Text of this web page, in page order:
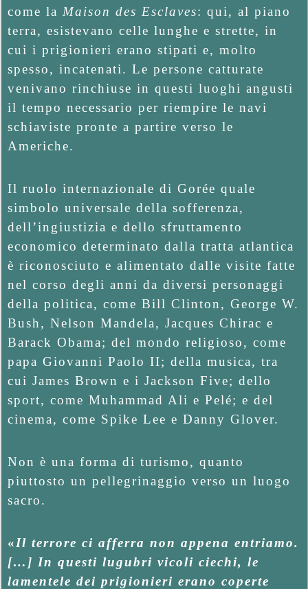
come la Maison des Esclaves: qui, al piano
terra, esistevano celle lunghe e strette, in
cui i prigionieri erano stipati e, molto
spesso, incatenati. Le persone catturate
venivano rinchiuse in questi luoghi angusti
il tempo necessario per riempire le navi
schiaviste pronte a partire verso le
Americhe.
Il ruolo internazionale di Gorée quale
simbolo universale della sofferenza,
dell’ingiustizia e dello sfruttamento
economico determinato dalla tratta atlantica
è riconosciuto e alimentato dalle visite fatte
nel corso degli anni da diversi personaggi
della politica, come Bill Clinton, George W.
Bush, Nelson Mandela, Jacques Chirac e
Barack Obama; del mondo religioso, come
papa Giovanni Paolo II; della musica, tra
cui James Brown e i Jackson Five; dello
sport, come Muhammad Ali e Pelé; e del
cinema, come Spike Lee e Danny Glover.
Non è una forma di turismo, quanto
piuttosto un pellegrinaggio verso un luogo
sacro.
«Il terrore ci afferra non appena entriamo.
[…] In questi lugubri vicoli ciechi, le
lamentele dei prigionieri erano coperte